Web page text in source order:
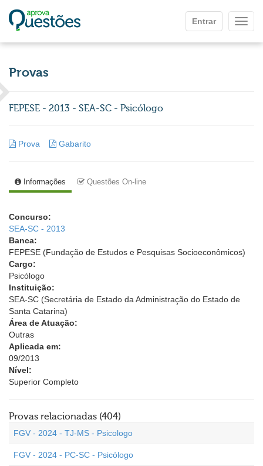
Entrar
Provas
FEPESE - 2013 - SEA-SC - Psicólogo
Prova Gabarito
Informações Questões On-line
Concurso:
SEA-SC - 2013
Banca:
FEPESE (Fundação de Estudos e Pesquisas Socioeconômicos)
Cargo:
Psicólogo
Instituição:
SEA-SC (Secretária de Estado da Administração do Estado de
Santa Catarina)
Área de Atuação:
Outras
Aplicada em:
09/2013
Nível:
Superior Completo
Provas relacionadas (404)
FGV - 2024 - TJ-MS - Psicologo
FGV - 2024 - PC-SC - Psicólogo